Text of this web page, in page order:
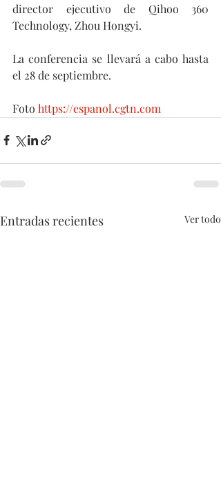
director ejecutivo de Qihoo 360
Technology, Zhou Hongyi.
La conferencia se llevará a cabo hasta
el 28 de septiembre.
Foto https://espanol.cgtn.com
Entradas recientes Ver todo